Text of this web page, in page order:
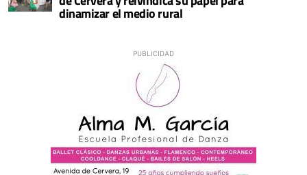
dinamizar el medio rural